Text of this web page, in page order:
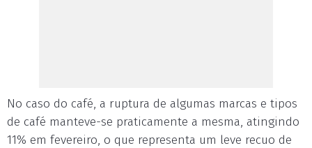
No caso do café, a ruptura de algumas marcas e tipos
de café manteve-se praticamente a mesma, atingindo
11% em fevereiro, o que representa um leve recuo de